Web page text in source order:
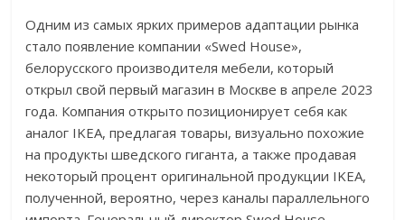
Одним из самых ярких примеров адаптации рынка
стало появление компании «Swed House»,
белорусского производителя мебели, который
открыл свой первый магазин в Москве в апреле 2023
года. Компания открыто позиционирует себя как
аналог IKEA, предлагая товары, визуально похожие
на продукты шведского гиганта, а также продавая
некоторый процент оригинальной продукции IKEA,
полученной, вероятно, через каналы параллельного